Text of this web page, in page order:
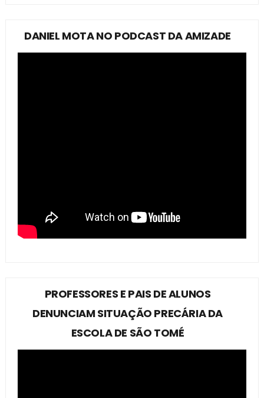
DANIEL MOTA NO PODCAST DA AMIZADE
PROFESSORES E PAIS DE ALUNOS
DENUNCIAM SITUAÇÃO PRECÁRIA DA
ESCOLA DE SÃO TOMÉ